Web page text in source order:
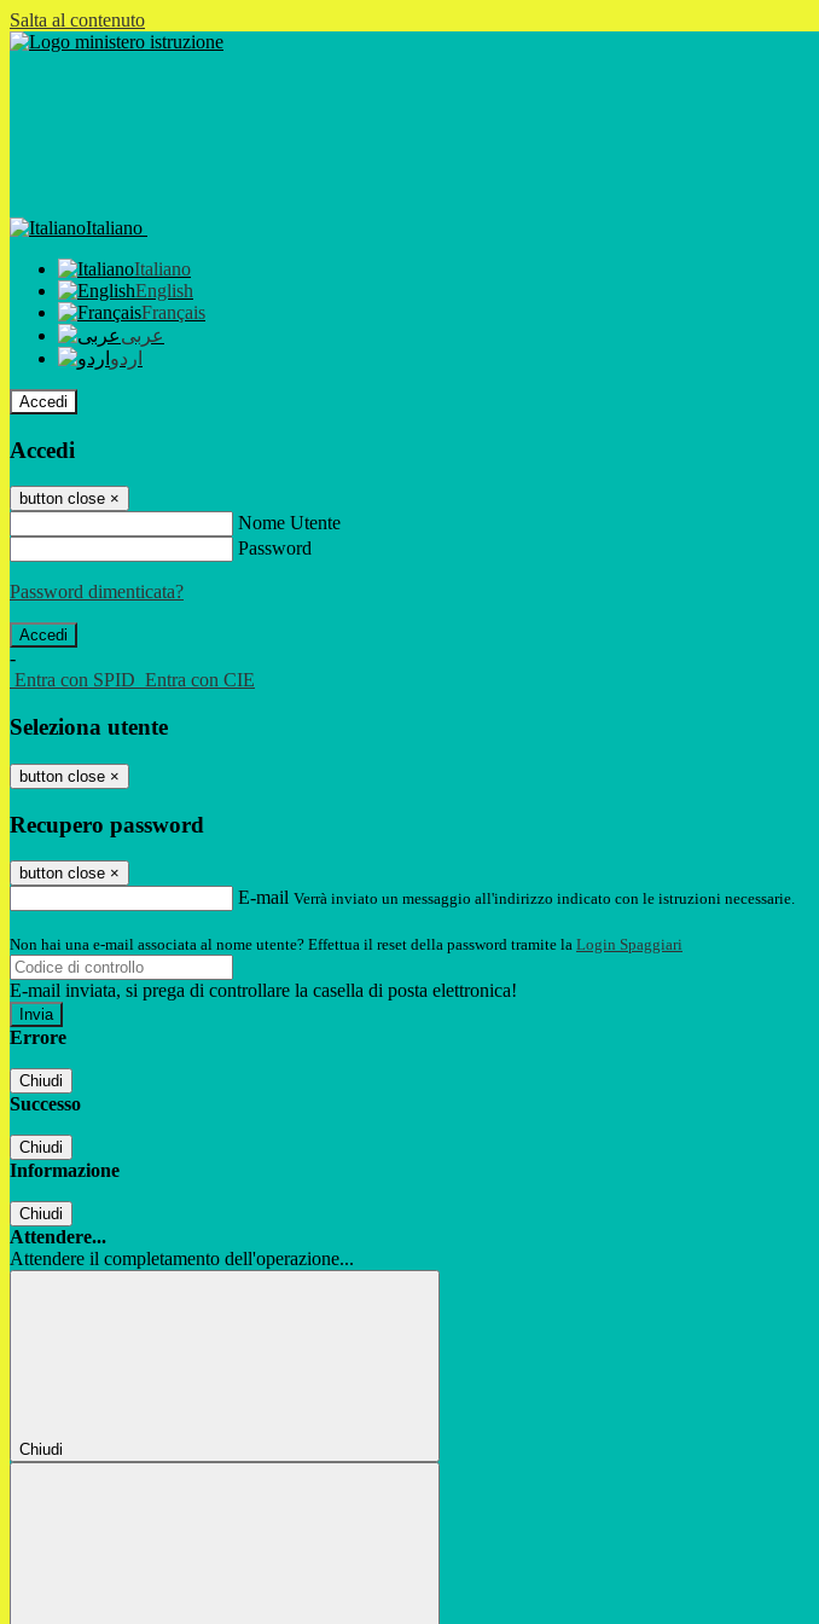
Salta al contenuto
Italiano
Italiano
English
Français
عربى
اردو
Accedi
Accedi
button close ×
Nome Utente
Password
Password dimenticata?
-
Entra con SPID Entra con CIE
Seleziona utente
button close ×
Recupero password
button close ×
E-mail Verrà inviato un messaggio all'indirizzo indicato con le istruzioni necessarie.
Non hai una e-mail associata al nome utente? Effettua il reset della password tramite la Login Spaggiari
E-mail inviata, si prega di controllare la casella di posta elettronica!
Errore
Chiudi
Successo
Chiudi
Informazione
Chiudi
Attendere...
Attendere il completamento dell'operazione...
Chiudi